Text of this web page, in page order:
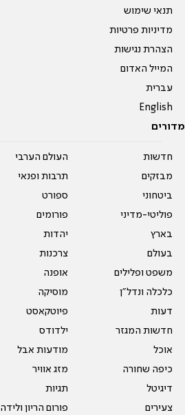
תנאי שימוש
מדיניות פרטיות
הצהרת נגישות
המייל האדום
עברית
English
מדורים
חדשות
מבזקים
ביטחוני
פוליטי-מדיני
בארץ
בעולם
משפט ופלילים
כלכלה ונדל"ן
דעות
חדשות המגזר
אוכל
כיפה שחורה
דיגיטל
צעירים
העולם הערבי
תרבות ופנאי
ספורט
פורומים
יהדות
צרכנות
אופנה
מוסיקה
פיוטקאסט
ילדודס
מודעות אבל
מזג אוויר
תגיות
פורום הריון ולידה